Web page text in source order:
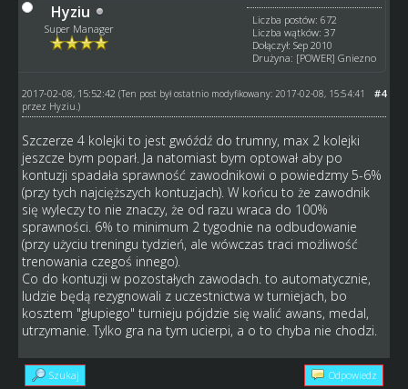
Hyziu
Super Manager
Liczba postów: 672
Liczba wątków: 37
Dołączył: Sep 2010
Drużyna: [POWER] Gniezno
#4
2017-02-08, 15:52:42 (Ten post był ostatnio modyfikowany: 2017-02-08, 15:54:41
przez Hyziu .)
Szczerze 4 kolejki to jest gwóźdź do trumny, max 2 kolejki
jeszcze bym poparł. Ja natomiast bym optował aby po
kontuzji spadała sprawność zawodnikowi o powiedzmy 5-6%
(przy tych najcięższych kontuzjach). W końcu to że zawodnik
się wyleczy to nie znaczy, że od razu wraca do 100%
sprawności. 6% to minimum 2 tygodnie na odbudowanie
(przy użyciu treningu tydzień, ale wówczas traci możliwość
trenowania czegoś innego).
Co do kontuzji w pozostałych zawodach. to automatycznie,
ludzie będą rezygnowali z uczestnictwa w turniejach, bo
kosztem "głupiego" turnieju pójdzie się walić awans, medal,
utrzymanie. Tylko gra na tym ucierpi, a o to chyba nie chodzi.
Szukaj Odpowiedz